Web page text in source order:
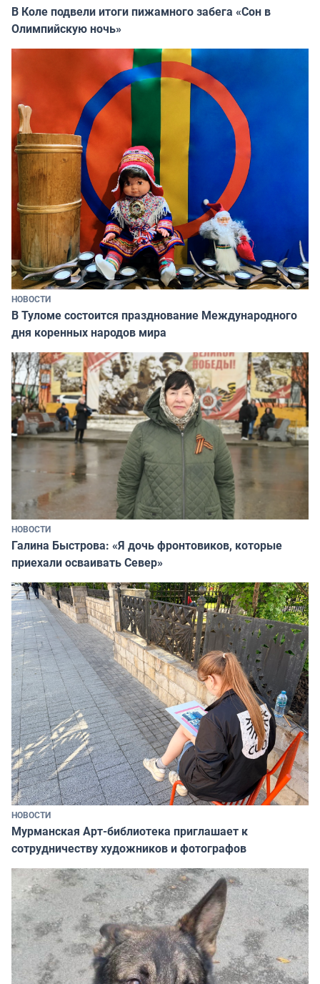
В Коле подвели итоги пижамного забега «Сон в
Олимпийскую ночь»
НОВОСТИ
В Туломе состоится празднование Международного
дня коренных народов мира
НОВОСТИ
Галина Быстрова: «Я дочь фронтовиков, которые
приехали осваивать Север»
НОВОСТИ
Мурманская Арт-библиотека приглашает к
сотрудничеству художников и фотографов